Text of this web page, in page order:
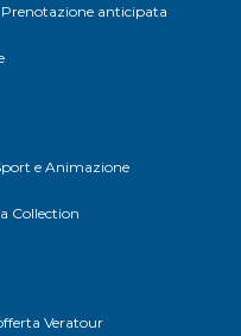
Prenotazione anticipata
e Animazione
Collection
Veratour